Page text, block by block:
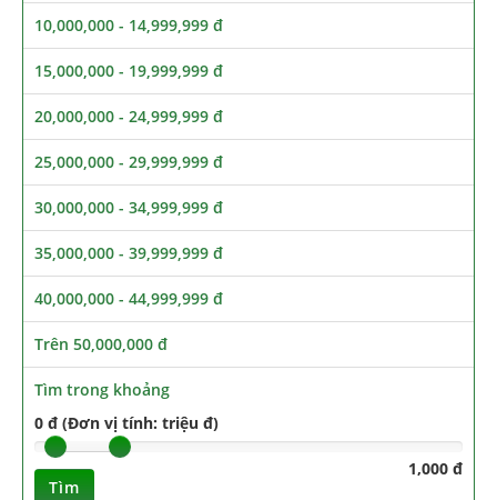
10,000,000 - 14,999,999 đ
15,000,000 - 19,999,999 đ
20,000,000 - 24,999,999 đ
25,000,000 - 29,999,999 đ
30,000,000 - 34,999,999 đ
35,000,000 - 39,999,999 đ
40,000,000 - 44,999,999 đ
Trên 50,000,000 đ
Tìm trong khoảng
0 đ (Đơn vị tính: triệu đ)
1,000 đ
Tìm